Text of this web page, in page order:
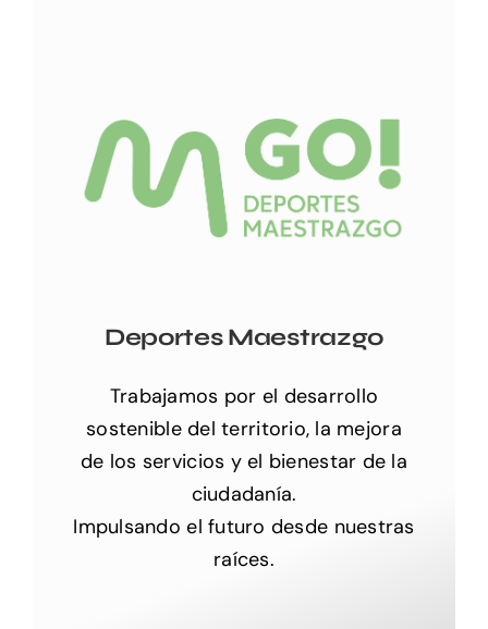
Deportes Maestrazgo
Trabajamos por el desarrollo
sostenible del territorio, la mejora
de los servicios y el bienestar de la
ciudadanía.
Impulsando el futuro desde nuestras
raíces.